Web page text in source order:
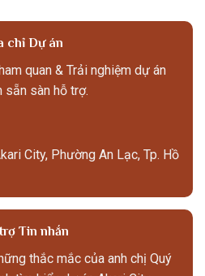
chỉ Dự án
quan & Trải nghiệm dự án
sẵn sàn hỗ trợ.
City, Phường An Lạc, Tp. Hồ
Tin nhắn
thắc mắc của anh chị Quý